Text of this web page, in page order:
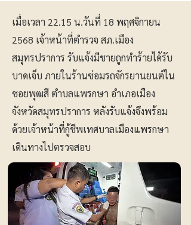
เมื่อเวลา 22.15 น.วันที่ 18 พฤศจิกายน
2568 เจ้าหน้าที่ตำรวจ สภ.เมือง
สมุทรปราการ รับแจ้งมีชายถูกทำร้ายได้รับ
บาดเจ็บ ภายในร้านซ่อมรถจักรยานยนต์ใน
ซอยพุฒสี ตำบลแพรกษา อำเภอเมือง
จังหวัดสมุทรปราการ หลังรับแจ้งจึงพร้อม
ด้วยเจ้าหน้าที่กู้ชีพเทศบาลเมืองแพรกษา
เดินทางไปตรวจสอบ